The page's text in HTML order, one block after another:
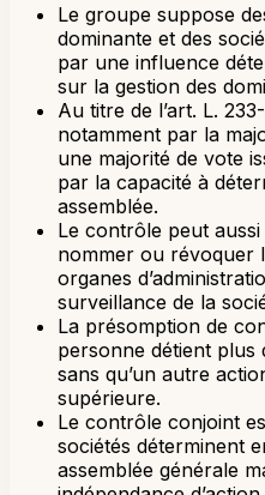
Le groupe suppose
dominante et des
par une influence
sur la gestion des
Au titre de l’art. L.
notamment par la
une majorité de vote
par la capacité à
assemblée.
Le contrôle peut
nommer ou révoquer
organes
surveillance de la
La présomption de
personne détient plus
sans qu’un autre
supérieure.
Le contrôle conjoint
sociétés déterminent
assemblée générale